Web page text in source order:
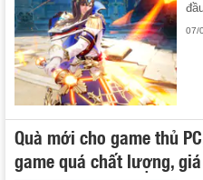
07/
Quà mới cho game thủ
game quá chất lượng,